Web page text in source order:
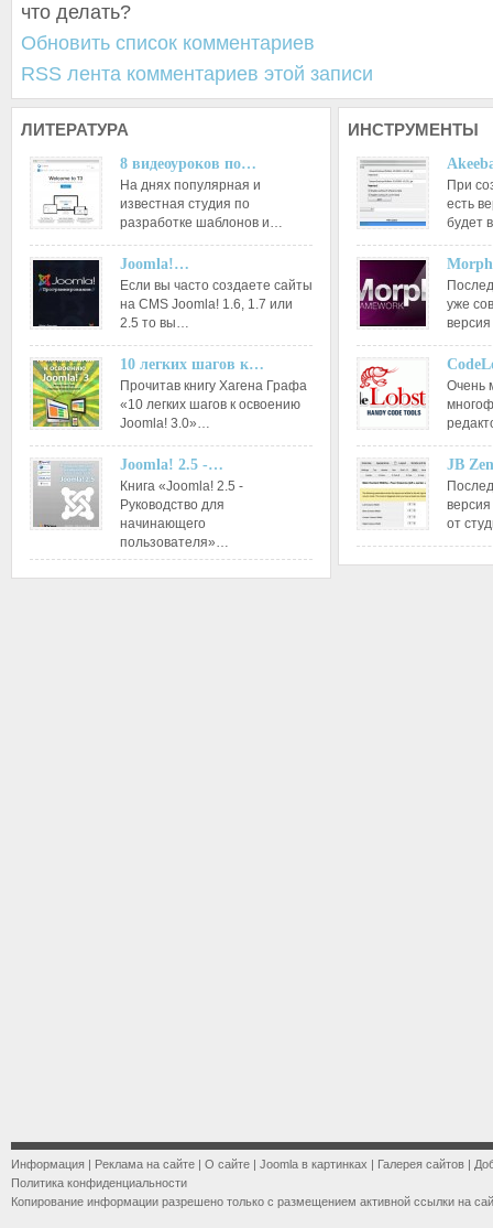
что делать?
Обновить список комментариев
RSS лента комментариев этой записи
ЛИТЕРАТУРА
8 видеоуроков по…
На днях популярная и
известная студия по
разработке шаблонов и…
Joomla!…
Если вы часто создаете сайты
на CMS Joomla! 1.6, 1.7 или
2.5 то вы…
10 легких шагов к…
Прочитав книгу Хагена Графа
«10 легких шагов к освоению
Joomla! 3.0»…
Joomla! 2.5 -…
Книга «Joomla! 2.5 -
Руководство для
начинающего
пользователя»…
ИНСТРУМЕНТЫ
При
есть
будет
уже
Очень
JB
от
Информация | Реклама на сайте | О сайте | Joomla в картинках | Галерея сайтов |
Политика конфиденциальности
Копирование информации разрешено только с размещением активной ссылки на